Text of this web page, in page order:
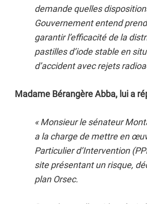
demande quelles
Gouvernement entend
garantir l’efficacité de la
pastilles d’iode stable en
d’accident avec rejets
Madame Bérangère Abba, lui a
« Monsieur le sénateur
a la charge de mettre en
Particulier d’Intervention
site présentant un risque,
plan Orsec.